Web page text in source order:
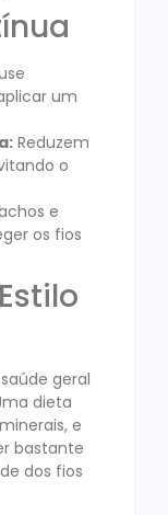
um
Reduzem
o
e
os fios
geral
dieta
e
bastante
dos fios